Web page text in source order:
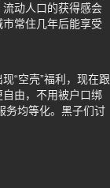
动人口的获得感会
常住几年后能享受
“空壳”福利，现在跟
由，不用被户口绑
务均等化。黑子们讨